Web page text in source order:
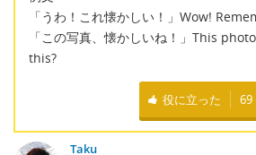
「うわ！これ懐かしい！」Wow!
「この写真、懐かしいね！」This
this?
役に立った 69
Taku